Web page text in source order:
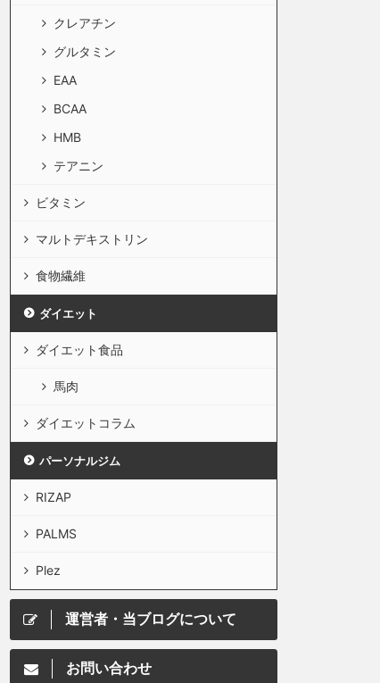
クレアチン
グルタミン
EAA
BCAA
HMB
テアニン
ビタミン
マルトデキストリン
食物繊維
ダイエット
ダイエット食品
馬肉
ダイエットコラム
パーソナルジム
RIZAP
PALMS
Plez
運営者・当ブログについて
お問い合わせ